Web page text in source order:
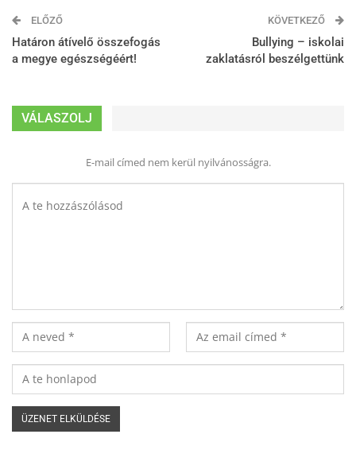
ELŐZŐ
Határon átívelő összefogás
a megye egészségéért!
KÖVETKEZŐ
Bullying – iskolai
zaklatásról beszélgettünk
VÁLASZOLJ
E-mail címed nem kerül nyilvánosságra.